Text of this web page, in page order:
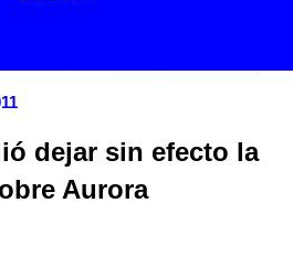
dejar sin efecto la
Aurora